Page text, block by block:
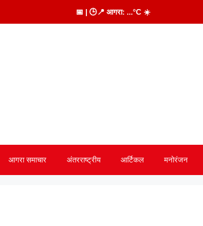
📅 | 🕒📍 आगरा: ...°C ☀️
आगरा समाचार अंतरराष्ट्रीय आर्टिकल मनोरंजन